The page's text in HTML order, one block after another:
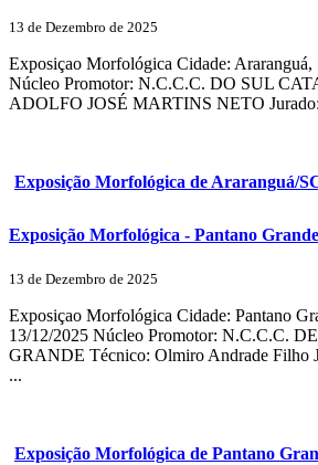
13 de Dezembro de 2025
Exposiçao Morfológica Cidade:
Núcleo Promotor: N.C.C.C. DO SUL
ADOLFO JOSÉ MARTINS NETO
Exposição Morfológica de Araranguá/
Exposição Morfológica - Pantano
13 de Dezembro de 2025
Exposiçao Morfológica Cidade: Pantano
13/12/2025 Núcleo Promotor: N.C.C.C.
GRANDE Técnico: Olmiro Andrade Filho
...
Exposição Morfológica de Pantano